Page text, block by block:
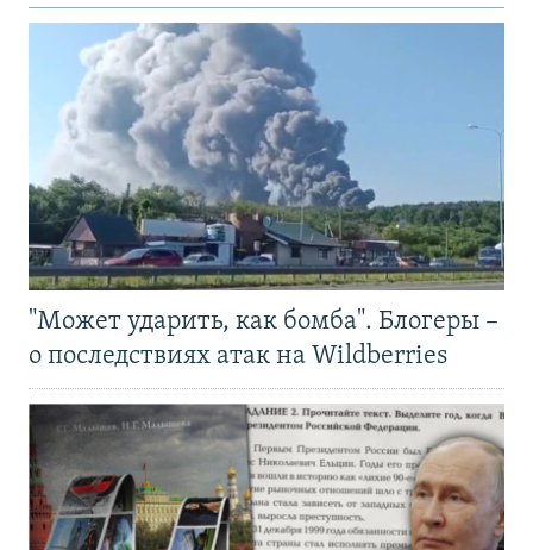
"Может ударить, как бомба". Блогеры –
о последствиях атак на Wildberries